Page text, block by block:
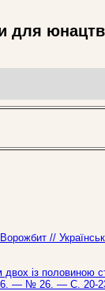
для
//
із половиною
— № 26. — С. 20-